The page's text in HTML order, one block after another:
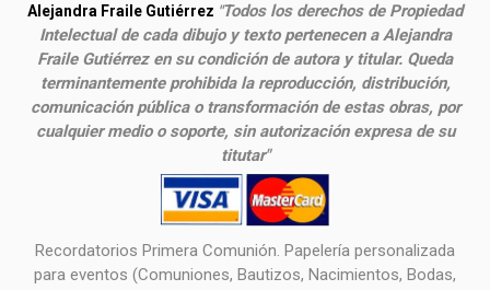
Alejandra Fraile Gutiérrez "Todos los derechos de Propiedad
Intelectual de cada dibujo y texto pertenecen a Alejandra
Fraile Gutiérrez en su condición de autora y titular. Queda
terminantemente prohibida la reproducción, distribución,
comunicación pública o transformación de estas obras, por
cualquier medio o soporte, sin autorización expresa de su
titutar"
Recordatorios Primera Comunión. Papelería personalizada
para eventos (Comuniones, Bautizos, Nacimientos, Bodas,